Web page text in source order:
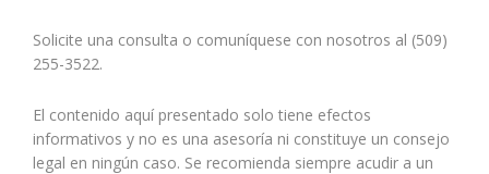
Solicite una consulta o comuníquese con nosotros al (509)
255-3522.
El contenido aquí presentado solo tiene efectos
informativos y no es una asesoría ni constituye un consejo
legal en ningún caso. Se recomienda siempre acudir a un